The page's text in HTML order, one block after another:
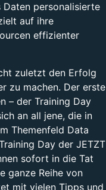
Daten personalisierte
auf ihre
effizienter
zuletzt den Erfolg
zu machen. Der erste
– der Training Day
an all jene, die in
Themenfeld Data
Day der JETZT
sofort in die Tat
ganze Reihe von
mit vielen Tipps und